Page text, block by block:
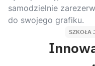
samodzielnie
do swojego grafiku.
SZKOŁA